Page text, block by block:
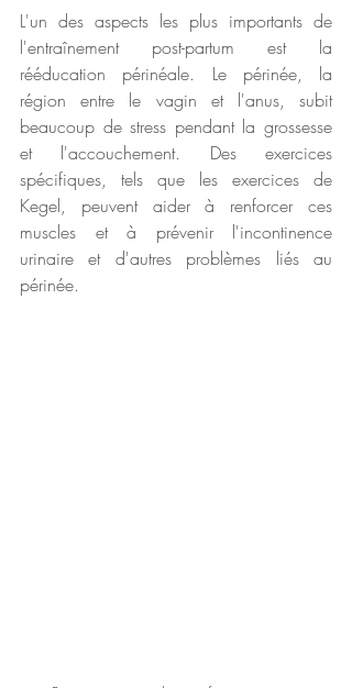
L'un des aspects les plus importants de
l'entraînement post-partum est la
rééducation périnéale. Le périnée, la
région entre le vagin et l'anus, subit
beaucoup de stress pendant la grossesse
et l'accouchement. Des exercices
spécifiques, tels que les exercices de
Kegel, peuvent aider à renforcer ces
muscles et à prévenir l'incontinence
urinaire et d'autres problèmes liés au
périnée.